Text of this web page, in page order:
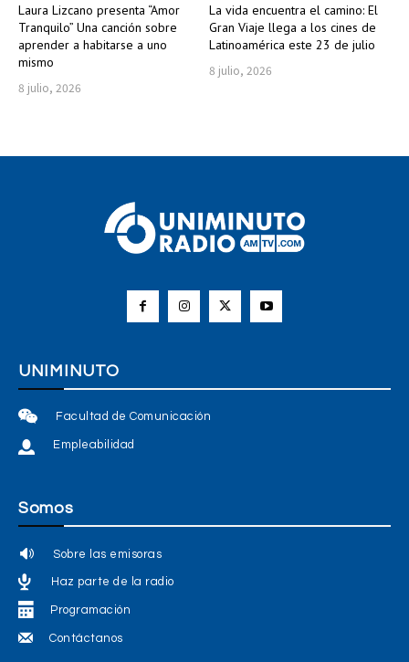
Laura Lizcano presenta “Amor
Tranquilo” Una canción sobre
aprender a habitarse a uno
mismo
8 julio, 2026
La vida encuentra el camino: El
Gran Viaje llega a los cines de
Latinoamérica este 23 de julio
8 julio, 2026
UNIMINUTO
Facultad de Comunicación
Empleabilidad
Somos
Sobre las emisoras
Haz parte de la radio
Programación
Contáctanos